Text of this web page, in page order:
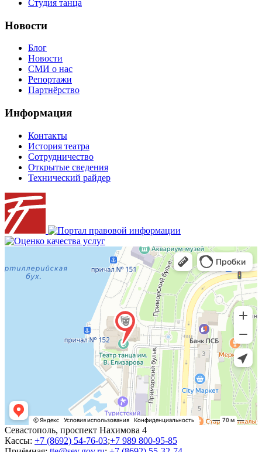
Студия танца
Новости
Блог
Новости
СМИ о нас
Репортажи
Партнёрство
Информация
Контакты
История театра
Сотрудничество
Открытые сведения
Технический райдер
Севастополь, проспект Нахимова 4
Кассы: +7 (8692) 54-76-03;+7 989 800-95-85